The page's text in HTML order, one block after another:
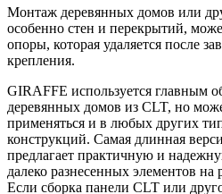
Монтаж деревянных домов или
особенно стен и перекрытий,
опоры, которая удаляется после
крепления.
GIRAFFE используется главным
деревянных домов из CLT, но
применяться и в любых других
конструкций. Самая длинная
предлагает практичную и
далеко разнесенных элементов на
Если сборка панели CLT или